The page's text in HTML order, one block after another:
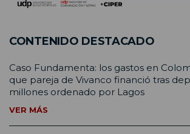
CONTENIDO DESTACADO
Caso Fundamenta: los gastos en
que pareja de Vivanco financió tras
millones ordenado por Lagos
VER MÁS